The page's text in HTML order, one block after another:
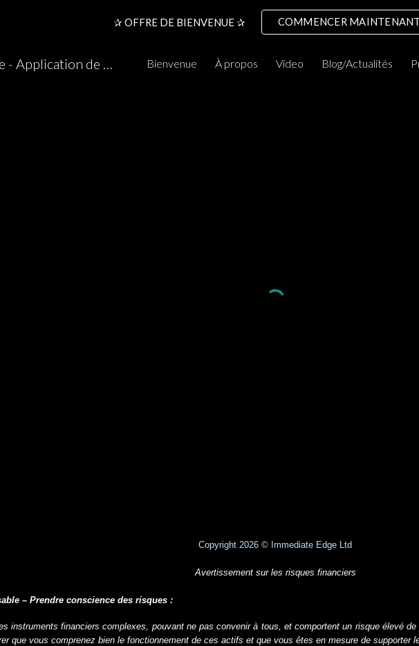
Skip to main content Skip to
✰ OFFRE DE BIENVENUE ✰ COMMENCER MAINTENANT
Immediate Edge France - Application de trading - Site Officiel Bienvenue À propos Video Blog/Actualités
Copyright 2026 © Immediate Edge Ltd
Avertissement sur les risques financiers
– Prendre conscience des risques :
instruments financiers complexes, pouvant ne pas convenir à tous, et comportent un risque élevé de
que vous comprenez bien le fonctionnement de ces actifs et que vous êtes en mesure de supporter